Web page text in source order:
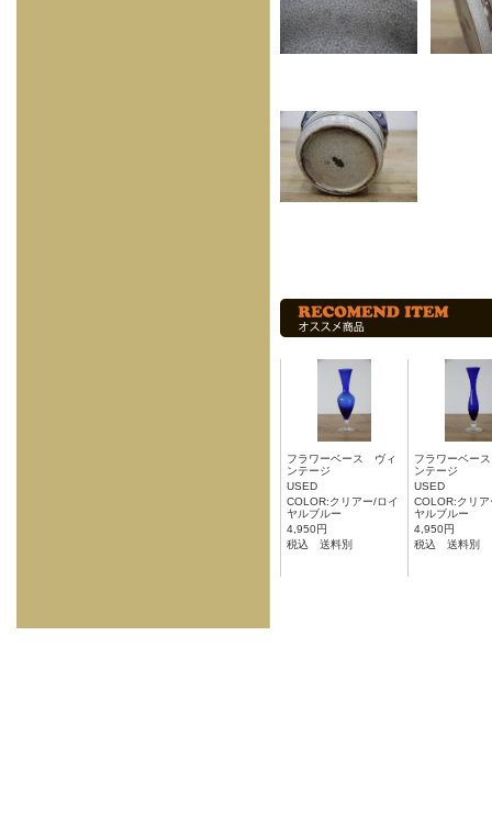
フラワーベース ヴィ
ンテージ
USED
COLOR:クリアー/ロイ
ヤルブルー
4,950円
税込 送料別
フラワーベー
ンテージ
USED
COLOR:クリア
ヤルブルー
4,950円
税込 送料別